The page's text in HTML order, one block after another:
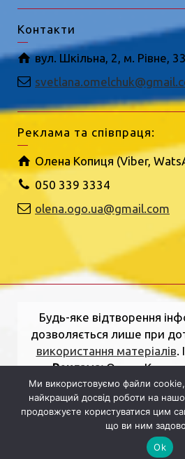
Контакти
вул. Шкільна, 2, м. Рівне,
Реклама та співпраця:
Олена Копиця (Viber,
050 339 3334
olena.ogo.ua@gmail.com
Будь-яке відтворення
дозволяється лише при
використання матеріалів.
нас.Реклама:Олена
34
редакції:вулиця Шкільна, 2,
область, 33000.
Ми використовуємо файли
найкращий досвід роботи на
продовжуєте користуватися цим
що ви ним
Ok